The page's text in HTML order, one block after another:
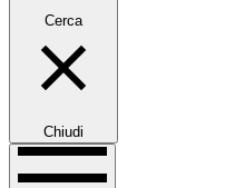
Cerca
Chiudi